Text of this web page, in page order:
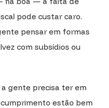
pode custar caro.
pensar em formas
com subsídios ou
gente precisa ter em
estão bem